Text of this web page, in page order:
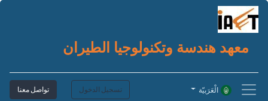
معهد هندسة وتكنولوجيا الطيران
تسجيل الدخول تواصل معنا الْعَرَبيّة